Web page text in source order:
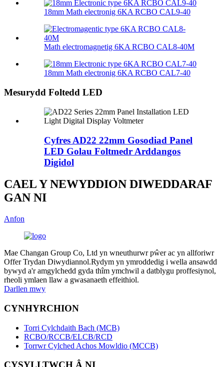
18mm Math electronig 6KA RCBO CAL9-40
Math electromagnetig 6KA RCBO CAL8-40M
18mm Math electronig 6KA RCBO CAL7-40
Mesurydd Foltedd LED
Cyfres AD22 22mm Gosodiad Panel
LED Golau Foltmedr Arddangos
Digidol
CAEL Y NEWYDDION DIWEDDARAF
GAN NI
Anfon
Mae Changan Group Co, Ltd yn wneuthurwr pŵer ac yn allforiwr
Offer Trydan Diwydiannol.Rydym yn ymroddedig i wella ansawdd
bywyd a'r amgylchedd gyda thîm ymchwil a datblygu proffesiynol,
rheoli ymlaen llaw a gwasanaeth effeithiol.
Darllen mwy
CYNHYRCHION
Torri Cylchdaith Bach (MCB)
RCBO/RCCB/ELCB/RCD
Torrwr Cylched Achos Mowldio (MCCB)